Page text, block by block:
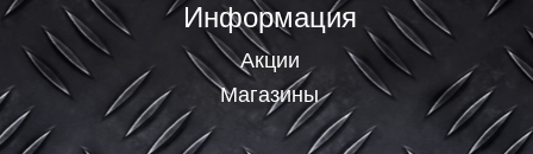
Информация
Акции
Магазины